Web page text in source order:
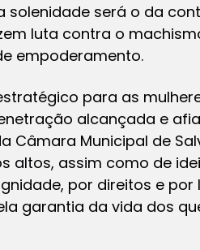
será o da
luta contra o
empoderamento.
para as
alcançada e
Câmara Municipal de
altos, assim como de
por direitos e por
garantia da vida dos